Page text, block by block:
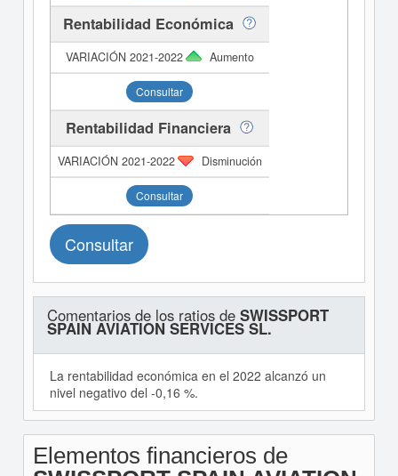
Rentabilidad Económica
Aumento
Consultar
Rentabilidad Financiera
Disminución
Consultar
Consultar
Comentarios de los ratios de SWISSPORT
SPAIN AVIATION SERVICES SL.
La rentabilidad económica en el 2022 alcanzó un
nivel negativo del -0,16 %.
Elementos financieros de